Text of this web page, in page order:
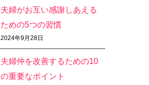
夫婦がお互い感謝しあえる
ための5つの習慣
2024年9月28日
夫婦仲を改善するための10
の重要なポイント